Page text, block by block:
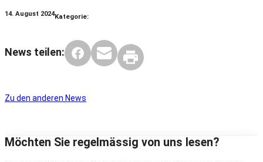
14. August 2024Kategorie:
News teilen:
Zu den anderen News
Möchten Sie regelmässig von uns lesen?